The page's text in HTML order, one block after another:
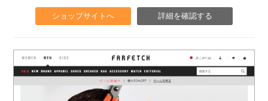
ショップサイトへ 詳細を確認する